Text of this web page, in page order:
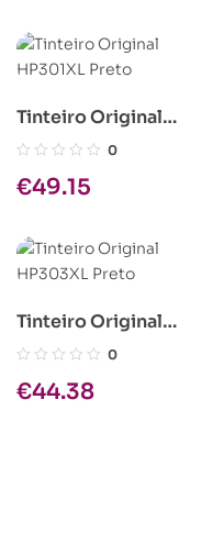
Tinteiro Original
HP301XL Preto
0
€49.15
Tinteiro Original
HP303XL Preto
0
€44.38